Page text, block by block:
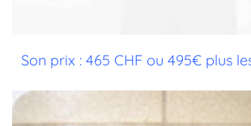
Son prix : 465 CHF ou 495€ plus